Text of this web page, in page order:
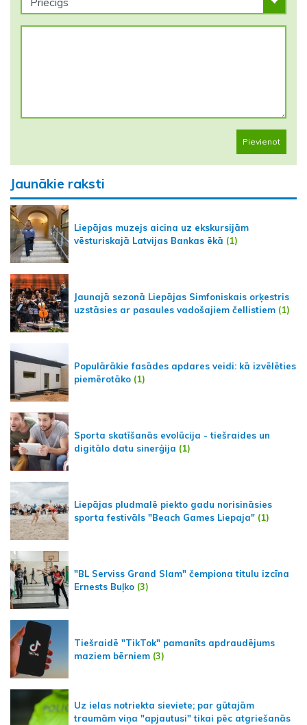
Pievienot
Jaunākie raksti
Liepājas muzejs aicina uz ekskursijām
vēsturiskajā Latvijas Bankas ēkā (1)
Jaunajā sezonā Liepājas Simfoniskais orķestris
uzstāsies ar pasaules vadošajiem čellistiem (1)
Populārākie fasādes apdares veidi: kā izvēlēties
piemērotāko (1)
Sporta skatīšanās evolūcija - tiešraides un
digitālo datu sinerģija (1)
Liepājas pludmalē piekto gadu norisināsies
sporta festivāls "Beach Games Liepaja" (1)
"BL Serviss Grand Slam" čempiona titulu izcīna
Ernests Buļko (3)
Tiešraidē "TikTok" pamanīts apdraudējums
maziem bērniem (3)
Uz ielas notriekta sieviete; par gūtajām
traumām viņa "apjautusi" tikai pēc atgriešanās